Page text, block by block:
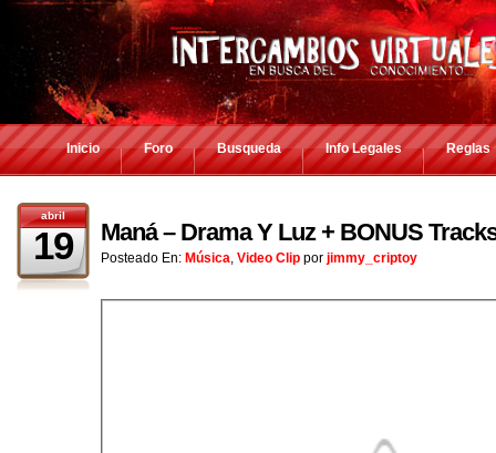
Inicio Foro Busqueda Info Legales Reglas
abril
19 Maná – Drama Y Luz + BONUS
Posteado En: Música, Video Clip por jimmy_criptoy